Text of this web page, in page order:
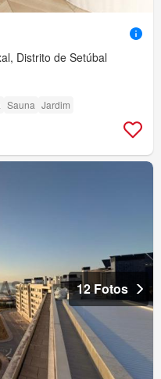
Distrito de Setúbal
Sauna Jardim
12 Fotos